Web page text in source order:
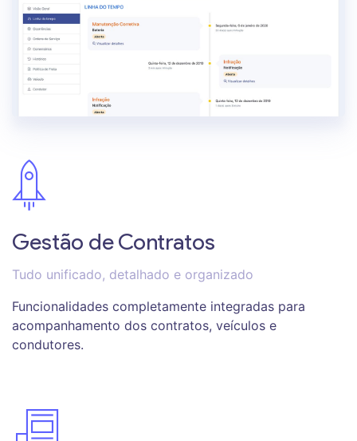
Gestão de Contratos
Tudo unificado, detalhado e organizado
Funcionalidades completamente integradas para
acompanhamento dos contratos, veículos e
condutores.